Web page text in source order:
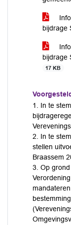
bijdrage
bijdrage
17 KB
1. In te
2. In te
stellen
Braassem
3. Op